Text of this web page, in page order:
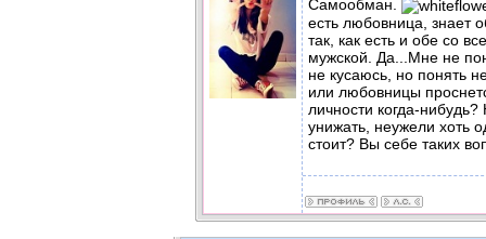
Самообман.
есть любовница, знает
так, как есть и обе со
мужской. Да...Мне не
не кусаюсь, но понять
или любовницы
личности когда-
унижать, неужели хоть
стоит? Вы себе таких